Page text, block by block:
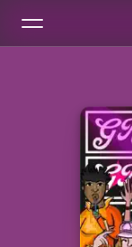
Novità
Radio